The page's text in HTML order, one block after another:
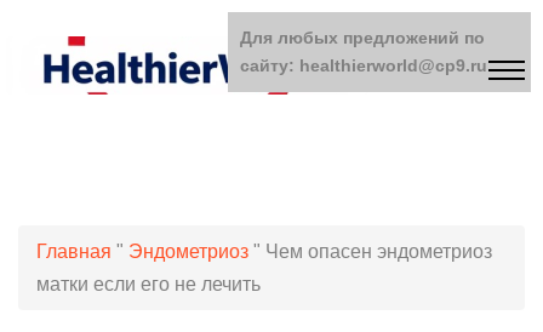
Главная " Эндометриоз " Чем опасен эндометриоз
матки если его не лечить
Для любых предложений по
сайту: healthierworld@cp9.ru